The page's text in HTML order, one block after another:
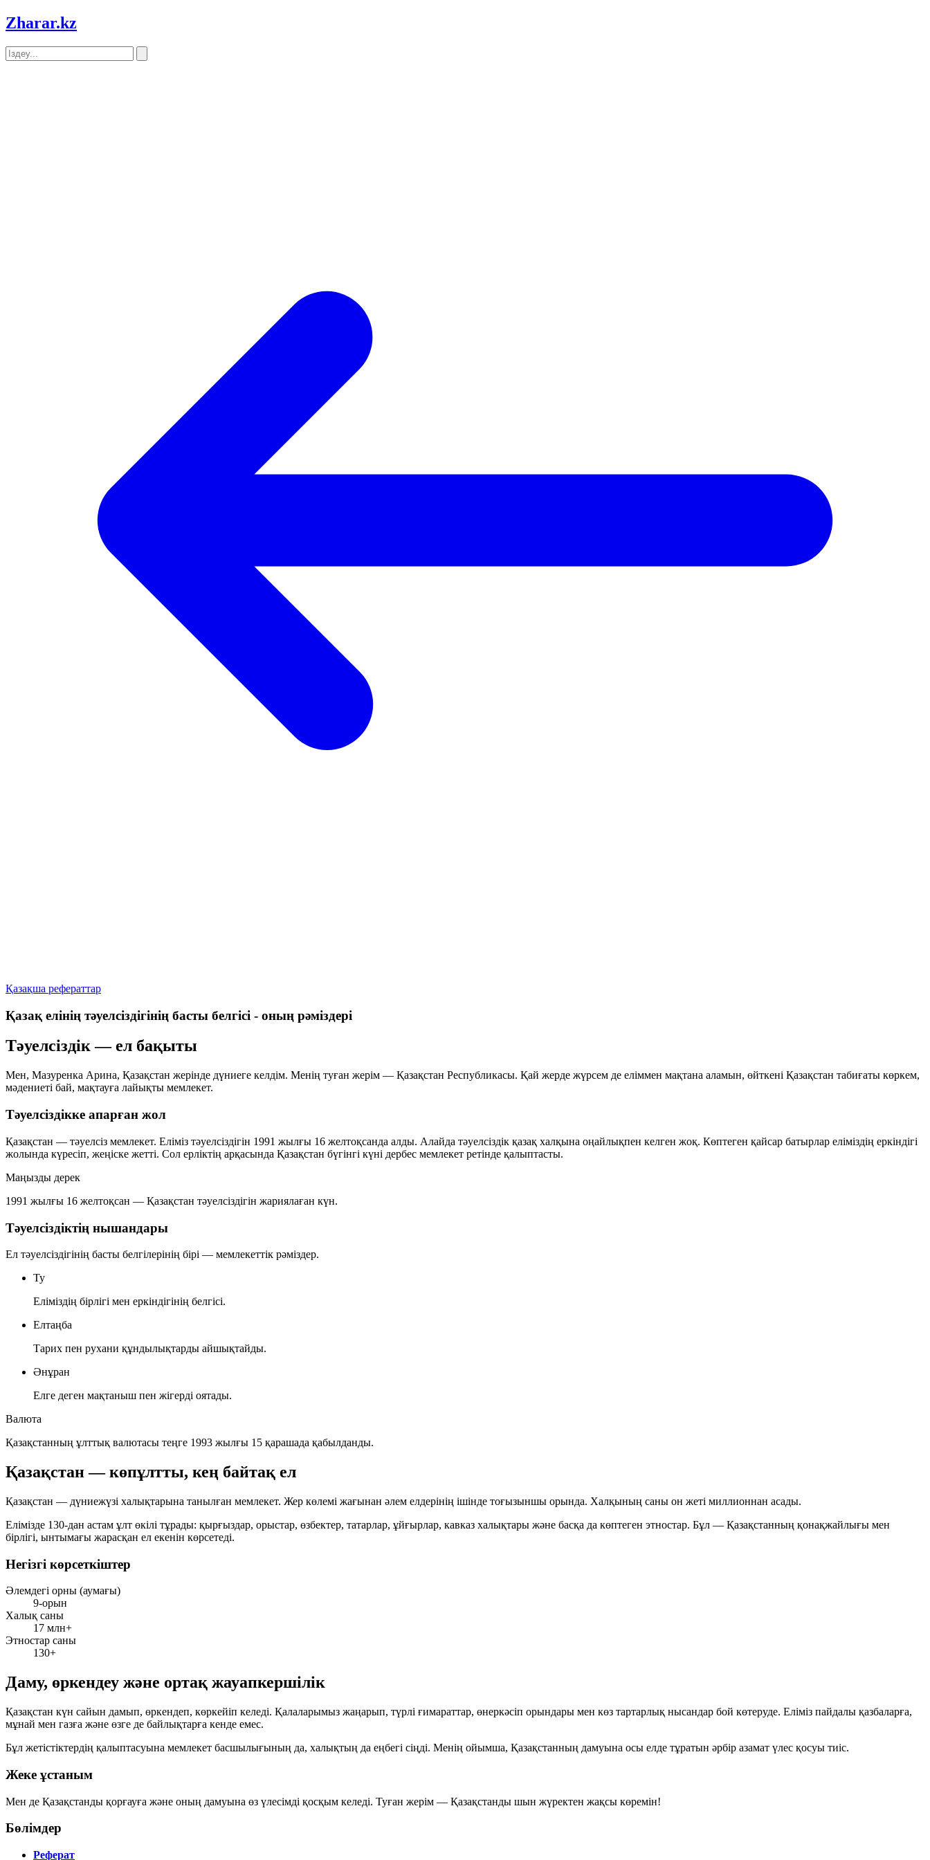
Zharar.kz
Қазақша рефераттар
Қазақ елінің тәуелсіздігінің басты белгісі - оның рәміздері
Тәуелсіздік — ел бақыты
Мен, Мазуренка Арина, Қазақстан жерінде дүниеге келдім. Менің туған жерім — Қазақстан Республикасы. Қай жерде жүрсем де еліммен мақтана аламын, өйткені Қазақстан табиғаты көркем,
мәдениеті бай, мақтауға лайықты мемлекет.
Тәуелсіздікке апарған жол
Қазақстан — тәуелсіз мемлекет. Еліміз тәуелсіздігін 1991 жылғы 16 желтоқсанда алды. Алайда тәуелсіздік қазақ халқына оңайлықпен келген жоқ. Көптеген қайсар батырлар еліміздің еркіндігі
жолында күресіп, жеңіске жетті. Сол ерліктің арқасында Қазақстан бүгінгі күні дербес мемлекет ретінде қалыптасты.
Маңызды дерек
1991 жылғы 16 желтоқсан — Қазақстан тәуелсіздігін жариялаған күн.
Тәуелсіздіктің нышандары
Ел тәуелсіздігінің басты белгілерінің бірі — мемлекеттік рәміздер.
Ту
Еліміздің бірлігі мен еркіндігінің белгісі.
Елтаңба
Тарих пен рухани құндылықтарды айшықтайды.
Әнұран
Елге деген мақтаныш пен жігерді оятады.
Валюта
Қазақстанның ұлттық валютасы теңге 1993 жылғы 15 қарашада қабылданды.
Қазақстан — көпұлтты, кең байтақ ел
Қазақстан — дүниежүзі халықтарына танылған мемлекет. Жер көлемі жағынан әлем елдерінің ішінде тоғызыншы орында. Халқының саны он жеті миллионнан асады.
Елімізде 130-дан астам ұлт өкілі тұрады: қырғыздар, орыстар, өзбектер, татарлар, ұйғырлар, кавказ халықтары және басқа да көптеген этностар. Бұл — Қазақстанның қонақжайлығы мен
бірлігі, ынтымағы жарасқан ел екенін көрсетеді.
Негізгі көрсеткіштер
Әлемдегі орны (аумағы)
9-орын
Халық саны
17 млн+
Этностар саны
130+
Даму, өркендеу және ортақ жауапкершілік
Қазақстан күн сайын дамып, өркендеп, көркейіп келеді. Қалаларымыз жаңарып, түрлі ғимараттар, өнеркәсіп орындары мен көз тартарлық нысандар бой көтеруде. Еліміз пайдалы қазбаларға,
мұнай мен газға және өзге де байлықтарға кенде емес.
Бұл жетістіктердің қалыптасуына мемлекет басшылығының да, халықтың да еңбегі сіңді. Менің ойымша, Қазақстанның дамуына осы елде тұратын әрбір азамат үлес қосуы тиіс.
Жеке ұстаным
Мен де Қазақстанды қорғауға және оның дамуына өз үлесімді қосқым келеді. Туған жерім — Қазақстанды шын жүректен жақсы көремін!
Бөлімдер
Реферат